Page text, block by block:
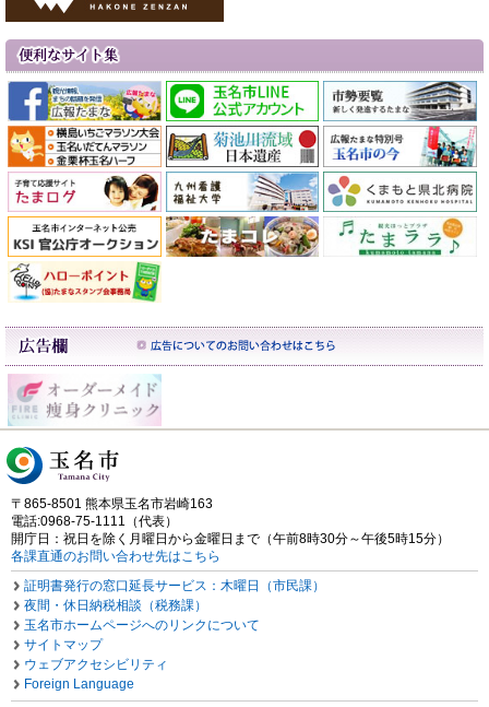
〒865-8501 熊本県玉名市岩崎163
電話:0968-75-1111（代表）
開庁日：祝日を除く月曜日から金曜日まで（午前8時30分～午後5時15分）
各課直通のお問い合わせ先はこちら
証明書発行の窓口延長サービス：木曜日（市民課）
夜間・休日納税相談（税務課）
玉名市ホームページへのリンクについて
サイトマップ
ウェブアクセシビリティ
Foreign Language